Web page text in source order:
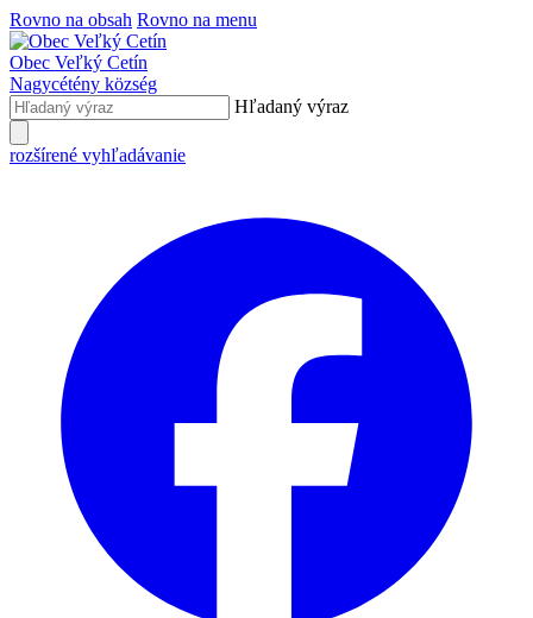
Rovno na obsah Rovno na menu
Obec Veľký Cetín
Nagycétény község
Hľadaný výraz
rozšírené vyhľadávanie